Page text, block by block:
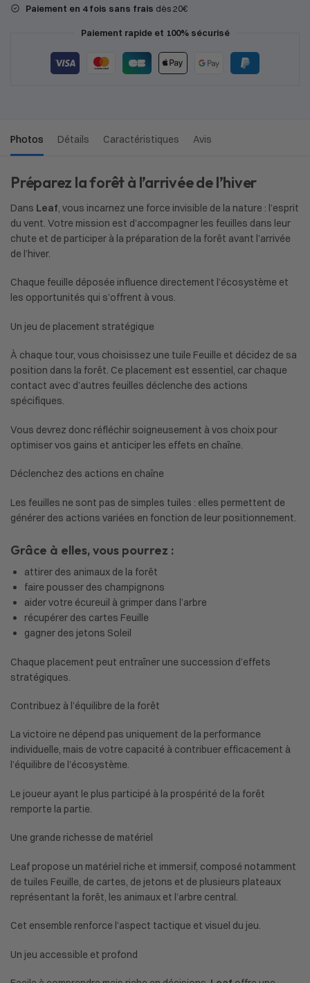
Paiement en 4 fois sans frais dès 20€
Paiement rapide et 100% sécurisé
Photos Détails Caractéristiques Avis
Préparez la forêt à l’arrivée de l’hiver
Dans Leaf, vous incarnez une force invisible de la nature : l’esprit
du vent. Votre mission est d’accompagner les feuilles dans leur
chute et de participer à la préparation de la forêt avant l’arrivée
de l’hiver.
Chaque feuille déposée influence directement l’écosystème et
les opportunités qui s’offrent à vous.
Un jeu de placement stratégique
À chaque tour, vous choisissez une tuile Feuille et décidez de sa
position dans la forêt. Ce placement est essentiel, car chaque
contact avec d’autres feuilles déclenche des actions
spécifiques.
Vous devrez donc réfléchir soigneusement à vos choix pour
optimiser vos gains et anticiper les effets en chaîne.
Déclenchez des actions en chaîne
Les feuilles ne sont pas de simples tuiles : elles permettent de
générer des actions variées en fonction de leur positionnement.
Grâce à elles, vous pourrez :
attirer des animaux de la forêt
faire pousser des champignons
aider votre écureuil à grimper dans l’arbre
récupérer des cartes Feuille
gagner des jetons Soleil
Chaque placement peut entraîner une succession d’effets
stratégiques.
Contribuez à l’équilibre de la forêt
La victoire ne dépend pas uniquement de la performance
individuelle, mais de votre capacité à contribuer efficacement à
l’équilibre de l’écosystème.
Le joueur ayant le plus participé à la prospérité de la forêt
remporte la partie.
Une grande richesse de matériel
Leaf propose un matériel riche et immersif, composé notamment
de tuiles Feuille, de cartes, de jetons et de plusieurs plateaux
représentant la forêt, les animaux et l’arbre central.
Cet ensemble renforce l’aspect tactique et visuel du jeu.
Un jeu accessible et profond